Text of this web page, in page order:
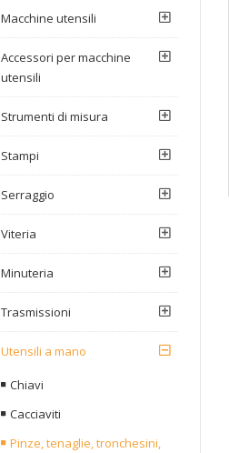
Macchine utensili
Accessori per macchine
utensili
Strumenti di misura
Stampi
Serraggio
Viteria
Minuteria
Trasmissioni
Utensili a mano
Chiavi
Cacciaviti
Pinze, tenaglie, tronchesini,